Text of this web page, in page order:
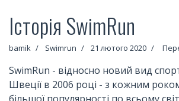
Історія SwimRun
bamik Swimrun 21 лютого 2020
SwimRun - відносно новий вид
Швеції в 2006 році - з кожним